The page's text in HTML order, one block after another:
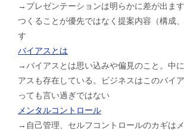
→プレゼンテーションは明らかに差が出ま
つくることが優先ではなく提案内容（構成
す
バイアスとは
→バイアスとは思い込みや偏見のこと。中
アスも存在している。ビジネスはこのバイ
っても言い過ぎではない
メンタルコントロール
→自己管理、セルフコントロールのカギは